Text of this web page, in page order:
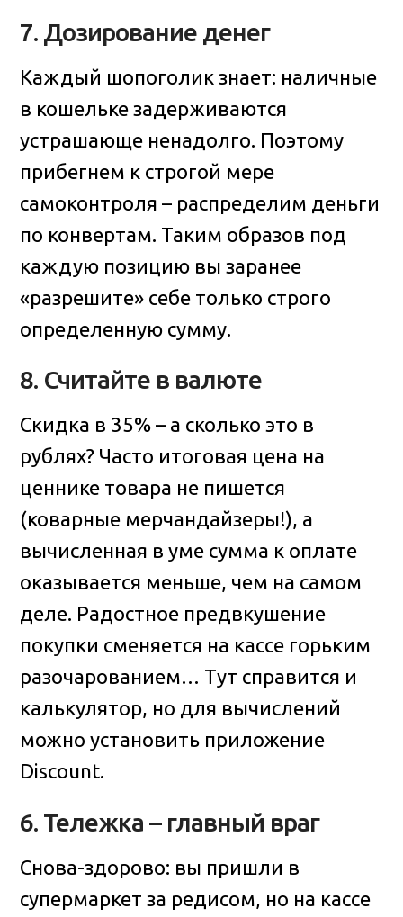
7. Дозирование денег
Каждый шопоголик знает: наличные
в кошельке задерживаются
устрашающе ненадолго. Поэтому
прибегнем к строгой мере
самоконтроля – распределим деньги
по конвертам. Таким образов под
каждую позицию вы заранее
«разрешите» себе только строго
определенную сумму.
8. Считайте в валюте
Скидка в 35% – а сколько это в
рублях? Часто итоговая цена на
ценнике товара не пишется
(коварные мерчандайзеры!), а
вычисленная в уме сумма к оплате
оказывается меньше, чем на самом
деле. Радостное предвкушение
покупки сменяется на кассе горьким
разочарованием… Тут справится и
калькулятор, но для вычислений
можно установить приложение
Discount.
6. Тележка – главный враг
Снова-здорово: вы пришли в
супермаркет за редисом, но на кассе